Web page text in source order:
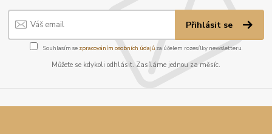
Přihlásit se
Souhlasím se zpracováním osobních údajůza účelem rozesílky newsletteru.
Můžete se kdykoli odhlásit. Zasíláme jednou za měsíc.